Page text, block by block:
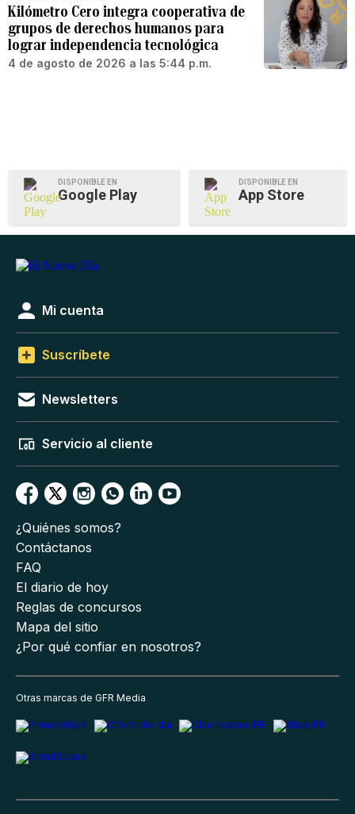
Kilómetro Cero integra cooperativa de
grupos de derechos humanos para
lograr independencia tecnológica
4 de agosto de 2026 a las 5:44 p.m.
DISPONIBLE EN
Google Play
DISPONIBLE EN
App Store
Mi cuenta
Suscríbete
Newsletters
Servicio al cliente
¿Quiénes somos?
Contáctanos
FAQ
El diario de hoy
Reglas de concursos
Mapa del sitio
¿Por qué confiar en nosotros?
Otras marcas de GFR Media